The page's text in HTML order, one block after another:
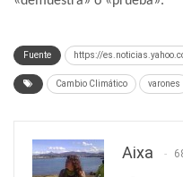
Fuente https://
Cambio Climático varones
Aixa